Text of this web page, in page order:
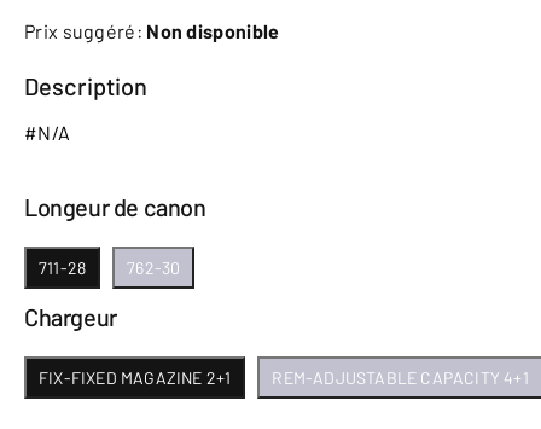
Prix suggéré: Non disponible
Description
#N/A
Longeur de canon
711-28 762-30
Chargeur
FIX-FIXED MAGAZINE 2+1 REM-ADJUSTABLE CAPACITY 4+1